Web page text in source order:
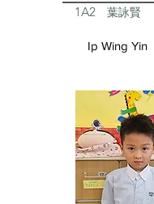
1A2 葉詠賢
Ip Wing Yin